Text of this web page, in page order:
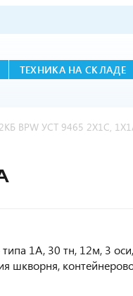
ТЕХНИКА НА СКЛАДЕ
BPW УСТ 9465 2Х1С,
1А, 30 тн, 12м, 3 оси,
шкворня,